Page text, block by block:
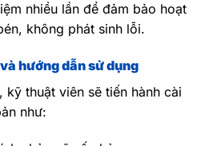
nhiều lần để đảm bảo hoạt
không phát sinh lỗi.
hướng dẫn sử dụng
kỹ thuật viên sẽ tiến hành cài
như: